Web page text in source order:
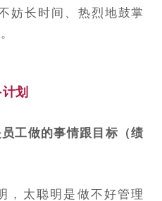
妨长时间、热烈地鼓掌
划
工做的事情跟目标（绩
，太聪明是做不好管理